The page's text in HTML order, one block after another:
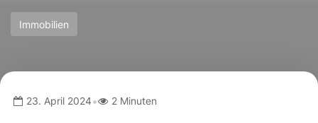
Immobilien
23. April 2024• 2 Minuten